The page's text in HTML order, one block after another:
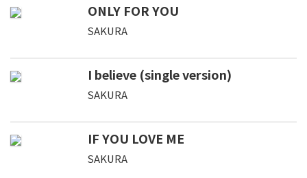
ONLY FOR YOU
SAKURA
I believe (single version)
SAKURA
IF YOU LOVE ME
SAKURA